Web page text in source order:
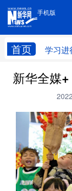
手机版
首页 学习进
手机版
学习进行时
台湾
科技
文化
访谈
新华全媒